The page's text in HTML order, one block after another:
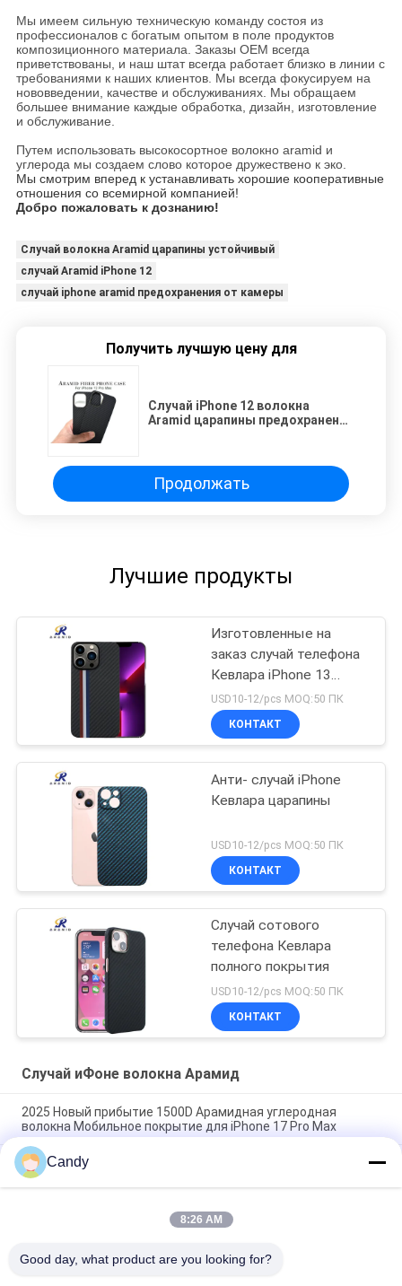
Мы имеем сильную техническую команду состоя из
профессионалов с богатым опытом в поле продуктов
композиционного материала. Заказы OEM всегда
приветствованы, и наш штат всегда работает близко в линии с
требованиями к наших клиентов. Мы всегда фокусируем на
нововведении, качестве и обслуживаниях. Мы обращаем
большее внимание каждые обработка, дизайн, изготовление
и обслуживание.
Путем использовать высокосортное волокно aramid и
углерода мы создаем слово которое дружествено к эко.
Мы смотрим вперед к устанавливать хорошие кооперативные
отношения со всемирной компанией!
Добро пожаловать к дознанию!
Случай волокна Aramid царапины устойчивый
случай Aramid iPhone 12
случай iphone aramid предохранения от камеры
Получить лучшую цену для
Случай iPhone 12 волокна
Aramid царапины предохранения
Продолжать
Лучшие продукты
Изготовленные на
заказ случай телефона
Кевлара iPhone 13
логотипа
минималистские Pro
USD10-12/pcs MOQ:50 ПК
КОНТАКТ
Анти- случай iPhone
Кевлара царапины
USD10-12/pcs MOQ:50 ПК
КОНТАКТ
Случай сотового
телефона Кевлара
полного покрытия
USD10-12/pcs MOQ:50 ПК
КОНТАКТ
Случай иФоне волокна Арамид
2025 Новый прибытие 1500D Арамидная углеродная
волокна Мобильное покрытие для iPhone 17 Pro Max
Премиальный чехол для мобильного телефона из
арамидного углеродного волокна с металлической рамкой
для iPhone 17 Pro Max
Металлическая оболочка из углеродного волокна для
Candy
8:26 AM
Good day, what product are you looking for?